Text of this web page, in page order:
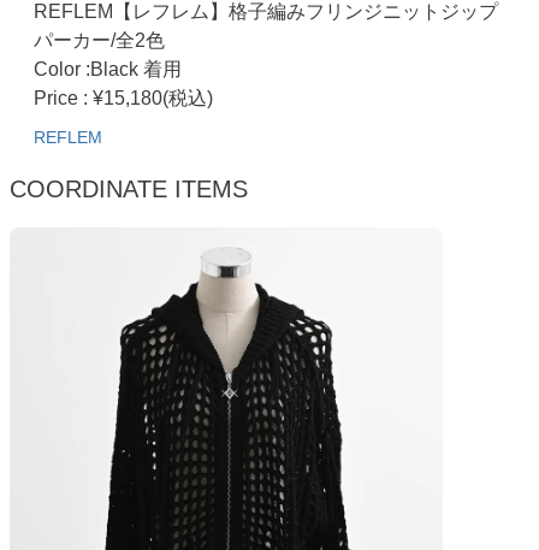
REFLEM【レフレム】格子編みフリンジニットジップ
パーカー/全2色
Color :Black 着用
Price : ¥15,180(税込)
REFLEM
COORDINATE ITEMS